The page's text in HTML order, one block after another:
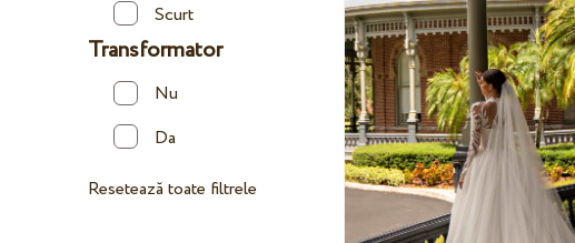
Scurt
Transformator
Nu
Da
Resetează toate filtrele